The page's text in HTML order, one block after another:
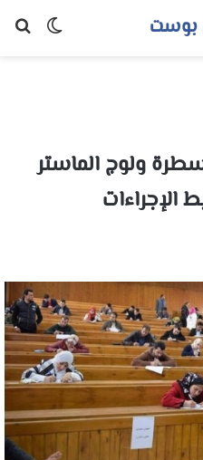
الوضع
بوست
ولوج الماستر
الإجراءات